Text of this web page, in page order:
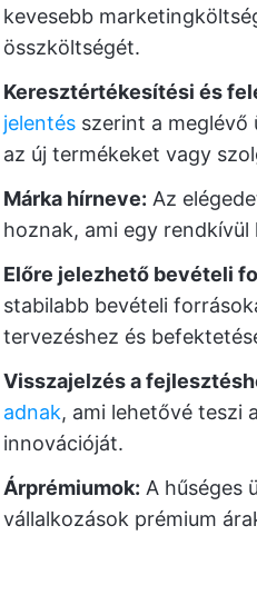
kevesebb
összköltségét.
Keresztértékesítési és
jelentés szerint a meglévő
az új termékeket vagy
Márka hírneve: Az
hoznak, ami egy
Előre jelezhető bevételi
stabilabb bevételi
tervezéshez és
Visszajelzés a
adnak, ami lehetővé teszi
innovációját.
Árprémiumok: A hűséges
vállalkozások prémium